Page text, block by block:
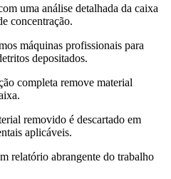
uma análise detalhada da caixa
concentração.
máquinas profissionais para
depositados.
completa remove material
removido é descartado em
aplicáveis.
relatório abrangente do trabalho